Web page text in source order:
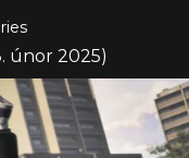
únor 2025)